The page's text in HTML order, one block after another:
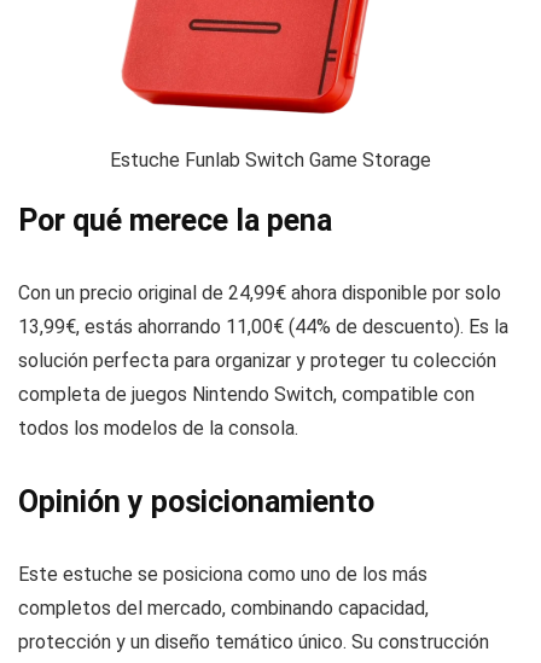
Estuche Funlab Switch Game Storage
Por qué merece la pena
Con un precio original de 24,99€ ahora disponible por solo
13,99€, estás ahorrando 11,00€ (44% de descuento). Es la
solución perfecta para organizar y proteger tu colección
completa de juegos Nintendo Switch, compatible con
todos los modelos de la consola.
Opinión y posicionamiento
Este estuche se posiciona como uno de los más
completos del mercado, combinando capacidad,
protección y un diseño temático único. Su construcción